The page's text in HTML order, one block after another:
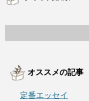
オススメの記事
定番エッセイ